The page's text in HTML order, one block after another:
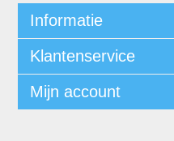
Informatie
Klantenservice
Mijn account